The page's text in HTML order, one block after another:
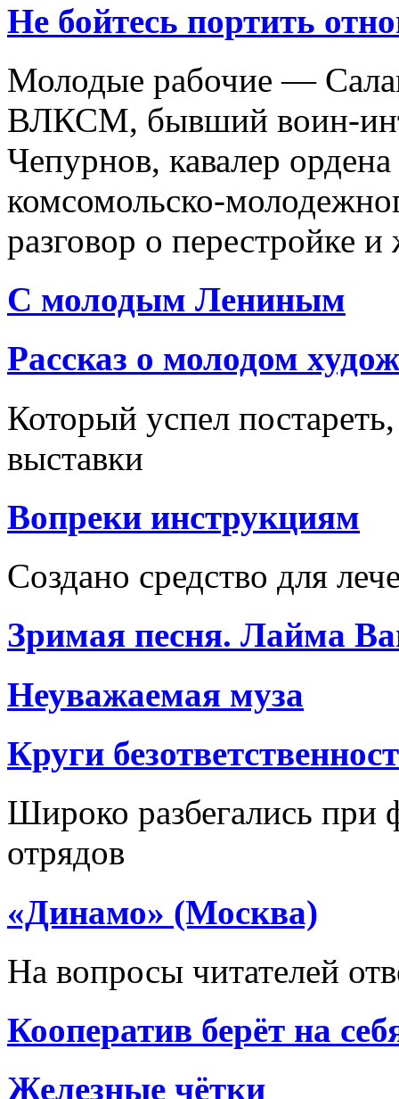
Не бойтесь портить
Молодые рабочие —
ВЛКСМ, бывший воин-
Чепурнов, кавалер
комсомольско-
разговор о перестройке
С молодым Лениным
Рассказ о молодом
Который успел
выставки
Вопреки инструкциям
Создано средство для
Зримая песня. Лайма
Неуважаемая муза
Круги
Широко разбегались
отрядов
«Динамо» (Москва)
На вопросы читателей
Кооператив берёт на
Железные чётки